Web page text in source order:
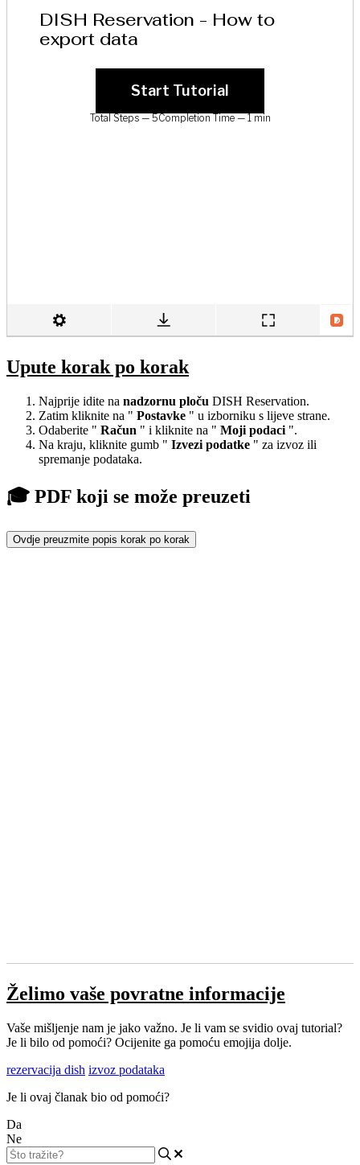
Upute korak po korak
Najprije idite na nadzornu ploču DISH Reservation.
Zatim kliknite na " Postavke " u izborniku s lijeve strane.
Odaberite " Račun " i kliknite na " Moji podaci ".
Na kraju, kliknite gumb " Izvezi podatke " za izvoz ili
spremanje podataka.
🎓 PDF koji se može preuzeti
Ovdje preuzmite popis korak po korak
Želimo vaše povratne informacije
Vaše mišljenje nam je jako važno. Je li vam se svidio ovaj tutorial?
Je li bilo od pomoći? Ocijenite ga pomoću emojija dolje.
rezervacija dish izvoz podataka
Je li ovaj članak bio od pomoći?
Da
Ne